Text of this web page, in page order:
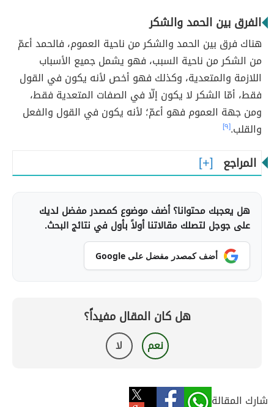
الفرق بين الحمد والشكر
هناك فرق بين الحمد والشكر من ناحية العموم، فالحمد أعمّ
من الشكر من ناحية السبب، فهو يشمل جميع الأسباب
اللازمة والمتعدية، وكذلك فهو أخص لأنه يكون في القول
فقط، أمّا الشكر لا يكون إلّا في الصفات المتعدية فقط،
ومن جهة العموم فهو أعمّ؛ لأنه يكون في القول والفعل
والقلب.[٩]
المراجع
هل يعجبك محتوانا؟ أضف موضوع كمصدر مفضل لديك
على جوجل لتصلك مقالاتنا أولاً بأول في نتائج البحث.
أضف كمصدر مفضل على Google
هل كان المقال مفيداً؟
نعم لا
شارك المقالة